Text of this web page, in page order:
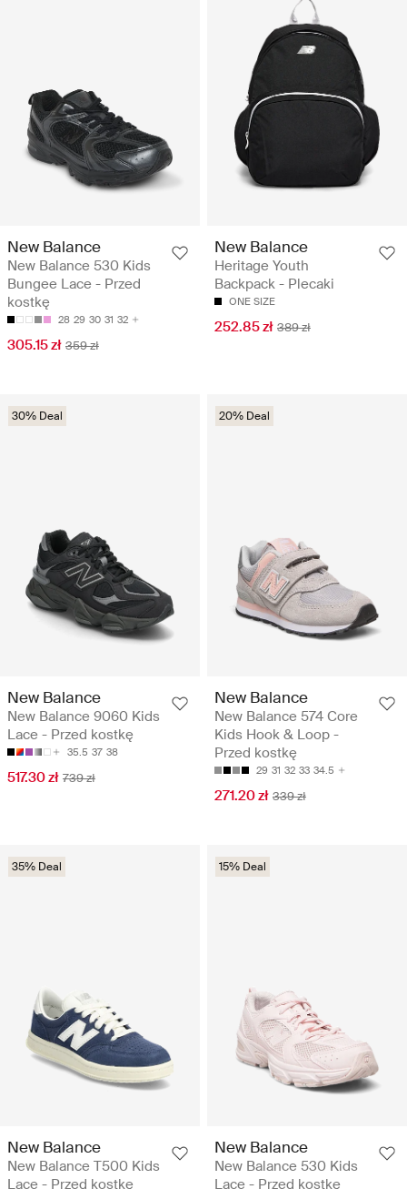
New Balance
New Balance 530 Kids
Bungee Lace - Przed
kostkę
28 29 30 31 32
305.15 zł 359 zł
New Balance
Heritage Youth
Backpack - Plecaki
ONE SIZE
252.85 zł 389 zł
30% Deal
New Balance
New Balance 9060 Kids
Lace - Przed kostkę
35.5 37 38
517.30 zł 739 zł
20% Deal
New Balance
New Balance 574 Core
Kids Hook & Loop -
Przed kostkę
29 31 32 33 34.5
271.20 zł 339 zł
35% Deal
New Balance
New Balance T500 Kids
Lace - Przed kostkę
15% Deal
New Balance
New Balance 530 Kids
Lace - Przed kostkę